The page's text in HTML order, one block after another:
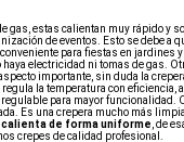
gas, estas calientan muy rápido y
de eventos. Esto se debe a
para fiestas en jardines
electricidad ni tomas de gas.
importante, sin duda la
la temperatura con eficiencia,
para mayor funcionalidad.
Es una crepera mucho más
de forma uniforme , de
crepes de calidad profesional.